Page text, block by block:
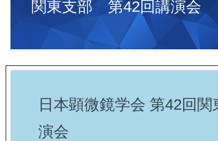
関東支部 第42回講演会
日本顕微鏡学会 第42回関
演会